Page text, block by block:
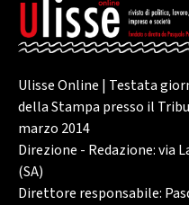
Ulisse Online | Testata
della Stampa presso il
marzo 2014
Direzione - Redazione: via
(SA)
Direttore responsabile: